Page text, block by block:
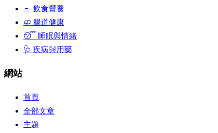
🥗 飲食營養
🦠 腸道健康
😴 睡眠與情緒
🩺 疾病與用藥
網站
首頁
全部文章
主題